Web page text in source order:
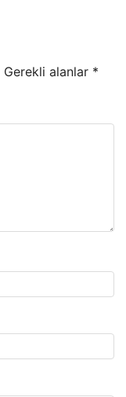
Gerekli alanlar *